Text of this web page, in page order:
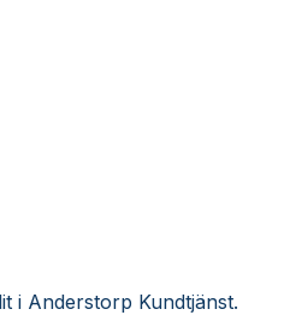
i Anderstorp Kundtjänst.